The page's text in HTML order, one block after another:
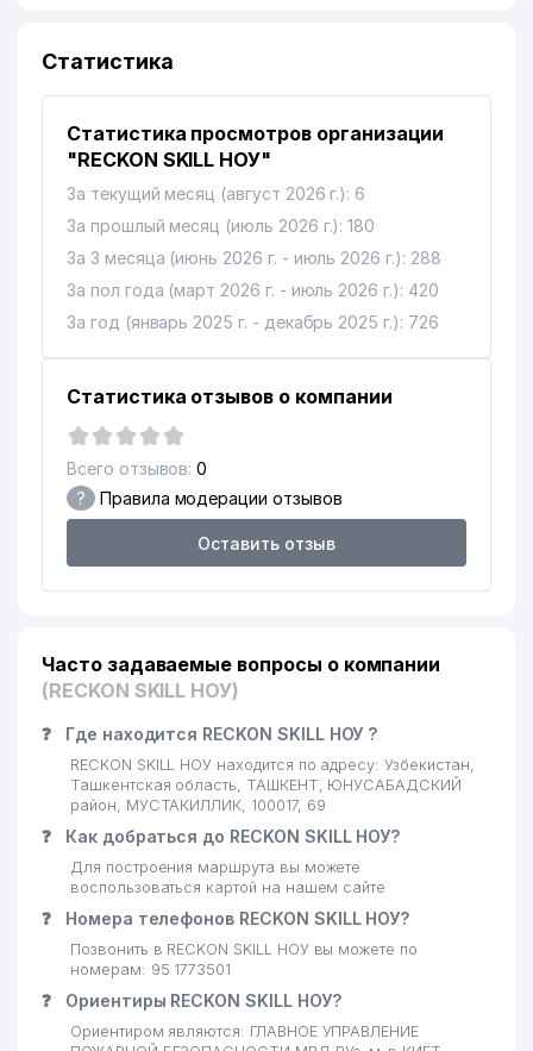
Статистика
Статистика просмотров организации
"RECKON SKILL НОУ"
За текущий месяц (август 2026 г.): 6
За прошлый месяц (июль 2026 г.): 180
За 3 месяца (июнь 2026 г. - июль 2026 г.): 288
За пол года (март 2026 г. - июль 2026 г.): 420
За год (январь 2025 г. - декабрь 2025 г.): 726
Статистика отзывов о компании
Всего отзывов: 0
? Правила модерации отзывов
Оставить отзыв
Часто задаваемые вопросы о компании
(RECKON SKILL НОУ)
❓ Где находится RECKON SKILL НОУ ?
RECKON SKILL НОУ находится по адресу: Узбекистан,
Ташкентская область, ТАШКЕНТ, ЮНУСАБАДСКИЙ
район, МУСТАКИЛЛИК, 100017, 69
❓ Как добраться до RECKON SKILL НОУ?
Для построения маршрута вы можете
воспользоваться картой на нашем сайте
❓ Номера телефонов RECKON SKILL НОУ?
Позвонить в RECKON SKILL НОУ вы можете по
номерам: 95 1773501
❓ Ориентиры RECKON SKILL НОУ?
Ориентиром являются: ГЛАВНОЕ УПРАВЛЕНИЕ